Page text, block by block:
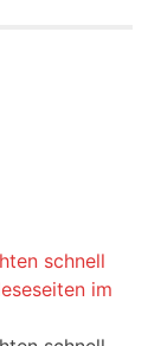
schnell
im